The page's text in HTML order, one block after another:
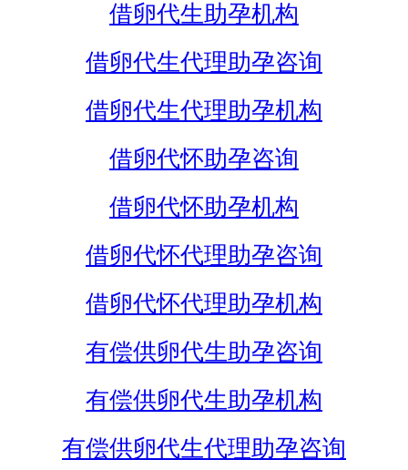
借卵代生助孕机构
借卵代生代理助孕咨询
借卵代生代理助孕机构
借卵代怀助孕咨询
借卵代怀助孕机构
借卵代怀代理助孕咨询
借卵代怀代理助孕机构
有偿供卵代生助孕咨询
有偿供卵代生助孕机构
有偿供卵代生代理助孕咨询